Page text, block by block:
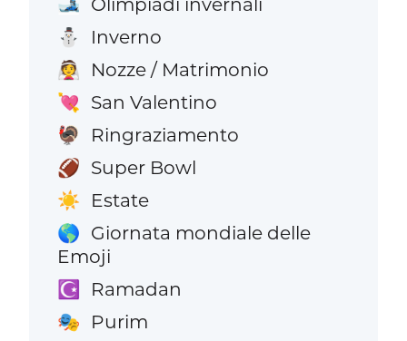
⛄ Inverno
👰 Nozze / Matrimonio
💘 San Valentino
🦃 Ringraziamento
🏈 Super Bowl
☀️ Estate
🌎 Giornata mondiale delle
Emoji
☪️ Ramadan
🎭 Purim